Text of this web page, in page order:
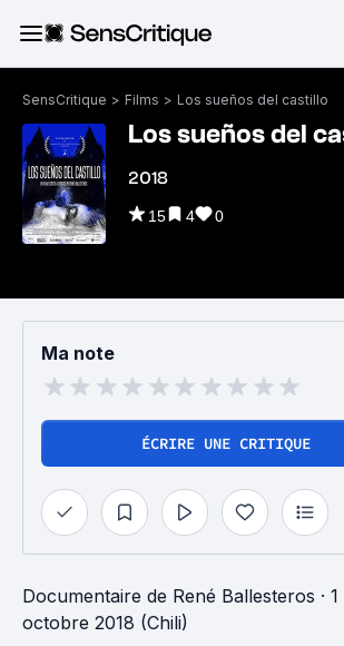
SensCritique > Films > Los sueños del castillo
Los sueños del
2018
15 4 0
Ma note
ÉCRIRE UNE CRITIQUE
Documentaire de René Ballesteros ·
octobre 2018 (Chili)